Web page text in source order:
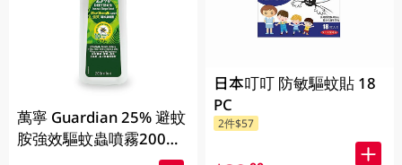
萬寧 Guardian 25% 避蚊
胺強效驅蚊蟲噴霧200毫
日本叮叮 防敏驅蚊貼 18
PC
2件$57